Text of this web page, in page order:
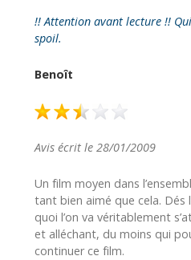
!! Attention avant lecture !!
spoil.
Benoît
Avis écrit le 28/01/2009
Un film moyen dans
tant bien aimé que cela.
quoi l’on va véritablement
et alléchant, du moins qui
continuer ce film.